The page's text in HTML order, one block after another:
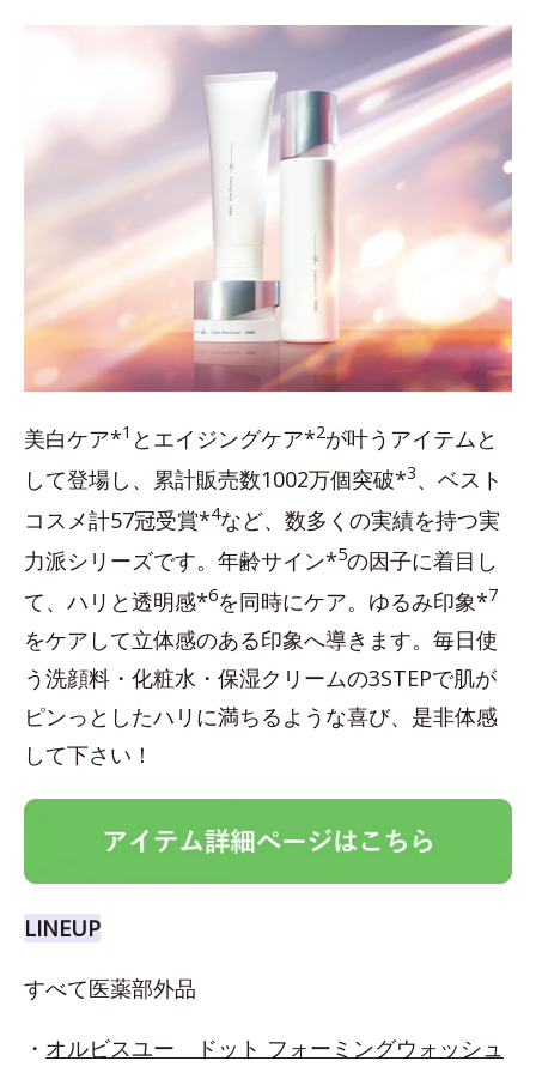
美白ケア*1 とエイジングケア*2が叶うアイテムと
して登場し、累計販売数1002万個突破*3、ベスト
コスメ計57冠受賞*4など、数多くの実績を持つ実
力派シリーズです。年齢サイン*5の因子に着目し
て、ハリと透明感*6を同時にケア。ゆるみ印象*7
をケアして立体感のある印象へ導きます。毎日使
う洗顔料・化粧水・保湿クリームの3STEPで肌が
ピンっとしたハリに満ちるような喜び、是非体感
して下さい！
LINEUP
すべて医薬部外品
・ オルビスユー ドット フォーミングウォッシュ